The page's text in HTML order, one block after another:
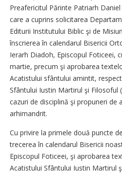
Preafericitul Părinte Patriarh
care a cuprins solicitarea
Editurii Insti­tutului Biblic şi de
înscrierea în calendarul Bisericii
Ierarh Diadoh, Episcopul Foticeei,
martie, precum şi aprobarea
Acatistului sfântului amintit,
Sfântului Iustin Martirul şi Filosoful
cazuri de disciplină şi propuneri de
arhimandrit.
Cu privire la primele două puncte
trecerea în calendarul Bisericii
Episcopul Foticeei, şi aprobarea
Acatistului Sfântului Iustin Martirul